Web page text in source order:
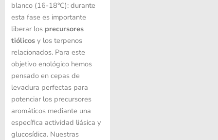
blanco (16-18°C): durante
esta fase es importante
liberar los precursores
tiólicosy los terpenos
relacionados. Para este
objetivo enológico hemos
pensado en cepas de
levadura perfectas para
potenciar los precursores
aromáticos mediante una
específica actividad liásica y
glucosídica. Nuestras